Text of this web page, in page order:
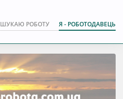
ШУКАЮ РОБОТУ Я - РОБОТОДАВЕЦЬ